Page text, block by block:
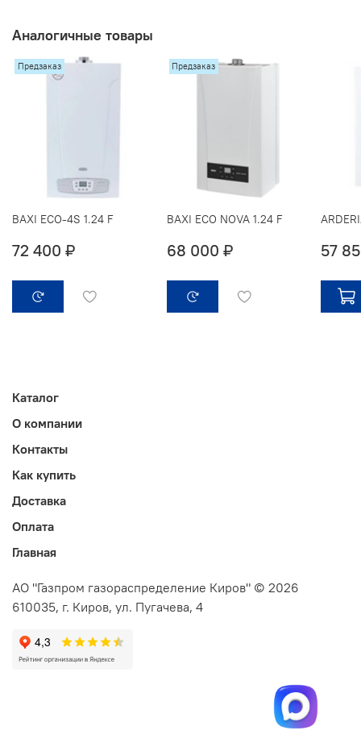
Аналогичные товары
Предзаказ
BAXI ECO-4S 1.24 F
72 400 ₽
Предзаказ
BAXI ECO NOVA 1.24 F
68 000 ₽ 57
Каталог
О компании
Контакты
Как купить
Доставка
Оплата
Главная
АО "Газпром газораспределение Киров" © 2026
610035, г. Киров, ул. Пугачева, 4